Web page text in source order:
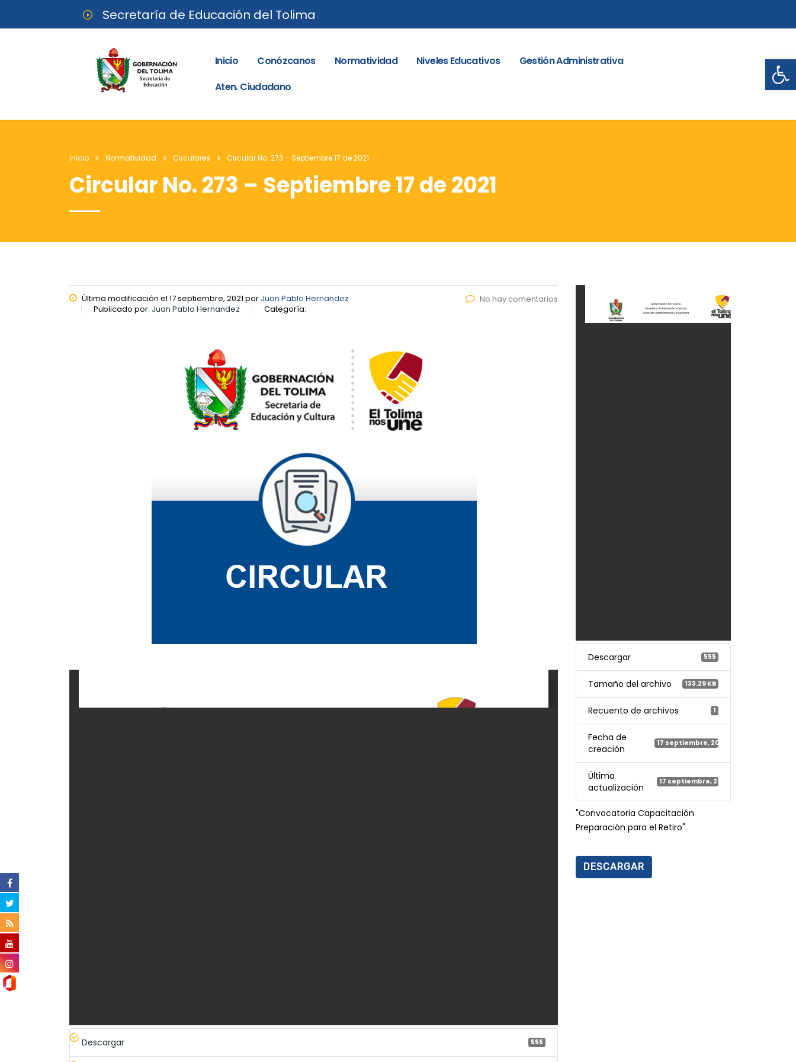
Secretaría de Educación del Tolima
Inicio Conózcanos Normatividad Niveles Educativos
Gestión Administrativa
Aten. Ciudadano
Inicio Normatividad Circulares Circular No. 273 – Septiembre 17 de 2021
Circular No. 273 – Septiembre 17 de 2021
Última modificación el 17 septiembre, 2021 por Juan Pablo Hernandez
Publicado por: Juan Pablo Hernandez Categoría:
No hay comentarios
Descargar 555
Descargar 555
Tamaño del archivo 133.29 KB
Recuento de archivos 1
Fecha de
creación
17 septiembre, 2021
Última
actualización
17 septiembre, 2021
"Convocatoria Capacitación
Preparación para el Retiro".
DESCARGAR